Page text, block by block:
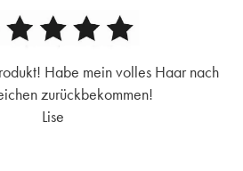
Habe mein volles Haar nach
zurückbekommen!
Lise